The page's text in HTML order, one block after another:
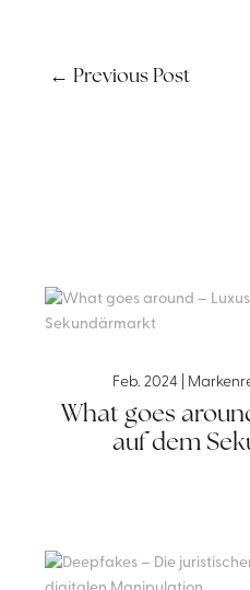
← Previous Post
What goes
auf dem
Feb. 2024